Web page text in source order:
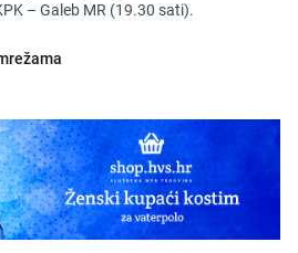
– Galeb MR (19.30 sati).